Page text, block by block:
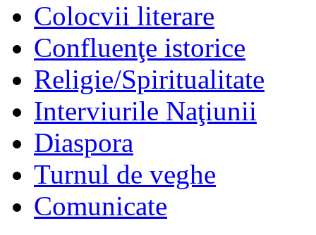
Colocvii literare
Confluenţe istorice
Religie/Spiritualitate
Interviurile Naţiunii
Diaspora
Turnul de veghe
Comunicate